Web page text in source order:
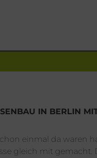
IN BERLIN
einmal da waren
gleich mit gemacht.